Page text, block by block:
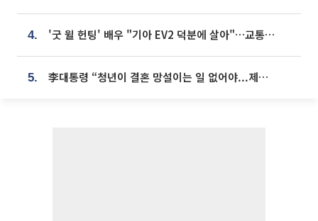
4. '굿 윌 헌팅' 배우 "기아 EV2 덕분에 살아"…교통사고 후 안전성 극찬
5. 李대통령 “청년이 결혼 망설이는 일 없어야...제도상 불이익 조사”